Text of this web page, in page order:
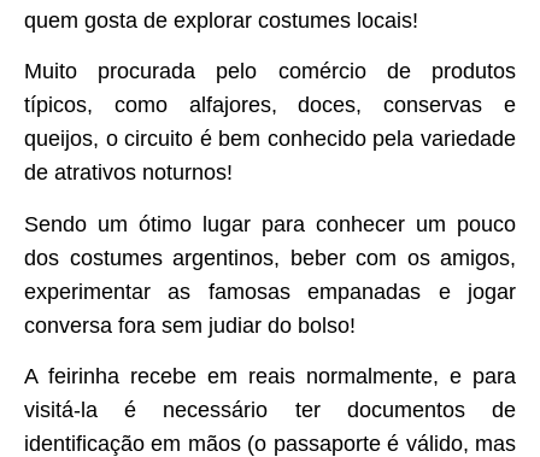
quem gosta de explorar costumes locais!
Muito procurada pelo comércio de produtos
típicos, como alfajores, doces, conservas e
queijos, o circuito é bem conhecido pela variedade
de atrativos noturnos!
Sendo um ótimo lugar para conhecer um pouco
dos costumes argentinos, beber com os amigos,
experimentar as famosas empanadas e jogar
conversa fora sem judiar do bolso!
A feirinha recebe em reais normalmente, e para
visitá-la é necessário ter documentos de
identificação em mãos (o passaporte é válido, mas